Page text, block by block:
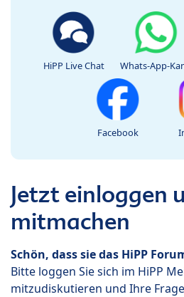
HiPP Live Chat Whats-App-
Facebook
Jetzt einloggen
mitmachen
Schön, dass sie das HiPP
Bitte loggen Sie sich im HiPP
mitzudiskutieren und Ihre